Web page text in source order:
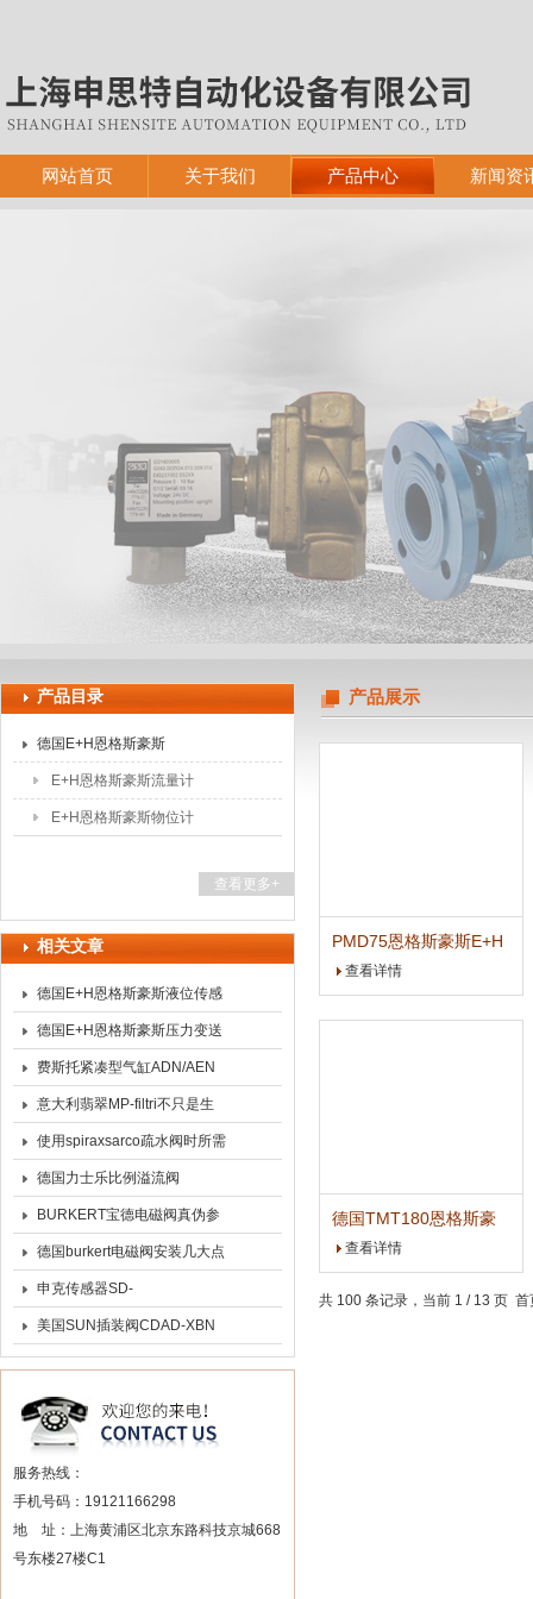
上海申思特自动化设备有限公司
网站首页 关于我们 产品中心 新闻资
产品目录
德国E+H恩格斯豪斯
E+H恩格斯豪斯流量计
E+H恩格斯豪斯物位计
查看更多+
相关文章
德国E+H恩格斯豪斯液位传感
器产品性能介绍
德国E+H恩格斯豪斯压力变送
器工作原理及优点
费斯托紧凑型气缸ADN/AEN
大量现货
意大利翡翠MP-filtri不只是生
产滤芯---上海颖哲
使用spiraxsarco疏水阀时所需
要注意的事项分享
德国力士乐比例溢流阀
0811402055现货
BURKERT宝德电磁阀真伪参
考分析
德国burkert电磁阀安装几大点
申克传感器SD-
161/6/105/10/0/0大量现货
美国SUN插装阀CDAD-XBN
服务热线：
手机号码：19121166298
地 址：上海黄浦区北京东路科技京城668
号东楼27楼C1
产品展示
PMD75恩格斯豪斯E+H
差压变送器总代理
查看详情
德国TMT180恩格斯豪
斯E+H温度变送器*报价
查看详情
共 100 条记录，当前 1 / 13 页